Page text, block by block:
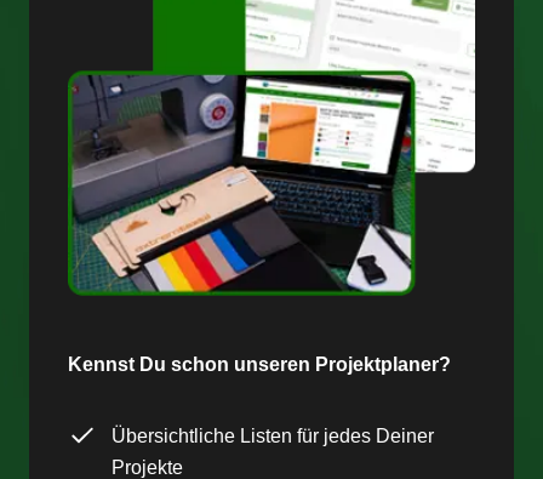
Kennst Du schon unseren Projektplaner?
Übersichtliche Listen für jedes Deiner
Projekte